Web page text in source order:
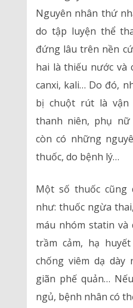
Nguyên nhân thứ
do tập luyện thể
đứng lâu trên nền
hai là thiếu nước và
canxi, kali… Do đó,
bị chuột rút là vận
thanh niên, phụ
còn có những
thuốc, do bệnh lý…
Một số thuốc
như: thuốc ngừa
máu nhóm statin và
trầm cảm, hạ
chống viêm dạ dày
giãn phế quản…
ngủ, bệnh nhân có